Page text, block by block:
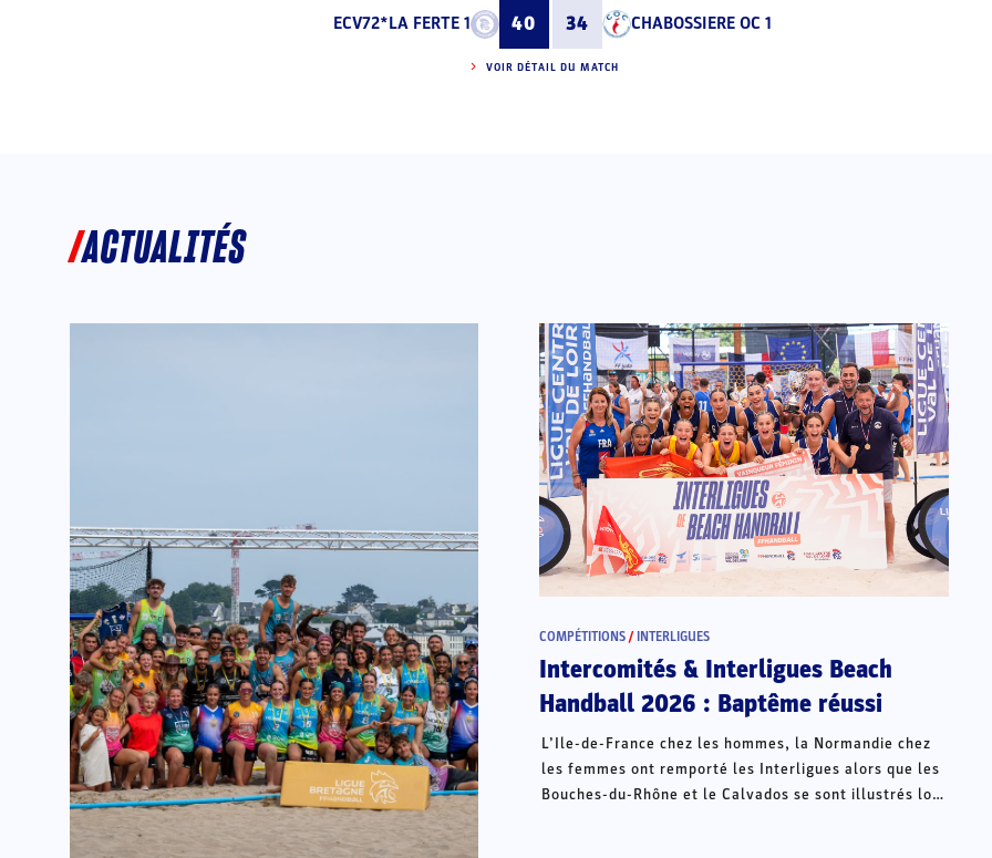
ECV72*LA FERTE 1 40 34 CHABOSSIERE OC 1
VOIR DÉTAIL DU MATCH
ACTUALITÉS
COMPÉTITIONS / INTERLIGUES
Intercomités & Interligues Beach
Handball 2026 : Baptême réussi
L’Ile-de-France chez les hommes, la Normandie chez
les femmes ont remporté les Interligues alors que les
Bouches-du-Rhône et le Calvados se sont illustrés lors